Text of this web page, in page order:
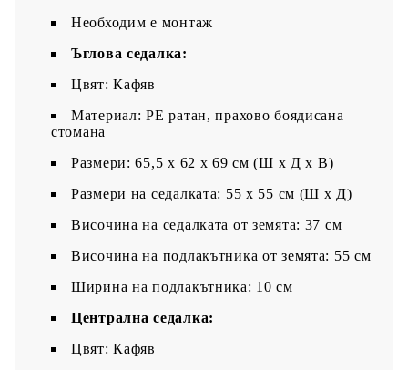
Необходим е монтаж
Ъглова седалка:
Цвят: Кафяв
Материал: PE ратан, прахово боядисана
стомана
Размери: 65,5 x 62 x 69 см (Ш x Д x В)
Размери на седалката: 55 x 55 cм (Ш x Д)
Височина на седалката от земята: 37 см
Височина на подлакътника от земята: 55 см
Ширина на подлакътника: 10 см
Централна седалка:
Цвят: Кафяв